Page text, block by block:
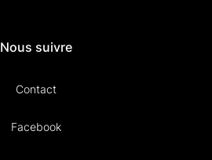
Nous suivre
Contact
Facebook